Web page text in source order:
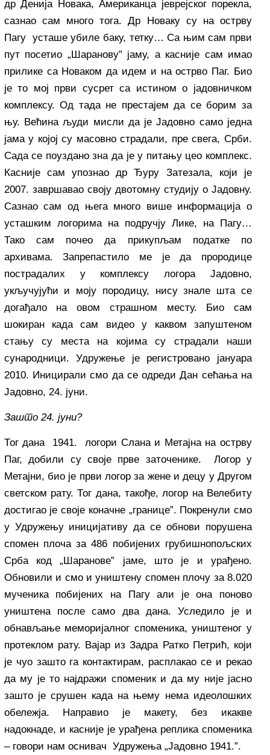
др Денија Новака, Американца јеврејског порекла,
сазнао сам много тога. Др Новаку су на острву
Пагу усташе убиле баку, тетку… Са њим сам први
пут посетио „Шаранову” јаму, а касније сам имао
прилике са Новаком да идем и на острво Паг. Био
је то мој први сусрет са истином о јадовничком
комплексу. Од тада не престајем да се борим за
њу. Већина људи мисли да је Јадовно само једна
јама у којој су масовно страдали, пре свега, Срби.
Сада се поуздано зна да је у питању цео комплекс.
Касније сам упознао др Ђуру Затезала, који је
2007. завршавао своју двотомну студију о Јадовну.
Сазнао сам од њега много више информација о
усташким логорима на подручју Лике, на Пагу…
Тако сам почео да прикупљам податке по
архивама. Запрепастило ме је да прородице
пострадалих у комплексу логора Јадовно,
укључујући и моју породицу, нису знале шта се
догађало на овом страшном месту. Био сам
шокиран када сам видео у каквом запуштеном
стању су места на којима су страдали наши
сународници. Удружење је регистровано јануара
2010. Иницирали смо да се одреди Дан сећања на
Јадовно, 24. јуни.
Зашто 24. јуни?
Тог дана 1941. логори Слана и Метајна на острву
Паг, добили су своје прве заточенике. Логор у
Метајни, био је први логор за жене и децу у Другом
светском рату. Тог дана, такође, логор на Велебиту
достигао је своје коначне „границе”. Покренули смо
у Удружењу иницијативу да се обнови порушена
спомен плоча за 486 побијених грубишнопољских
Срба код „Шаранове” јаме, што је и урађено.
Обновили и смо и уништену спомен плочу за 8.020
мученика побијених на Пагу али је она поново
уништена после само два дана. Уследило је и
обнављање меморијалног споменика, уништеног у
протеклом рату. Вајар из Задра Ратко Петрић, који
је чуо зашто га контактирам, расплакао се и рекао
да му је то најдражи споменик и да му није јасно
зашто је срушен када на њему нема идеолошких
обележја. Направио је макету, без икакве
надокнаде, и касније је урађена реплика споменика
– говори нам оснивач Удружења „Јадовно 1941.”.